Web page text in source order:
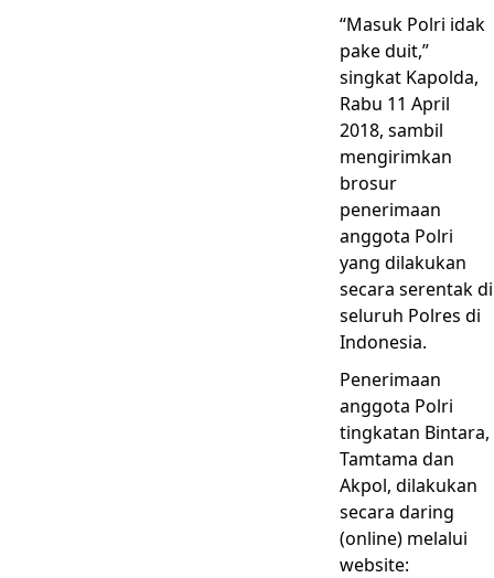
“Masuk Polri idak
pake duit,”
singkat Kapolda,
Rabu 11 April
2018, sambil
mengirimkan
brosur
penerimaan
anggota Polri
yang dilakukan
secara serentak di
seluruh Polres di
Indonesia.
Penerimaan
anggota Polri
tingkatan Bintara,
Tamtama dan
Akpol, dilakukan
secara daring
(online) melalui
website: